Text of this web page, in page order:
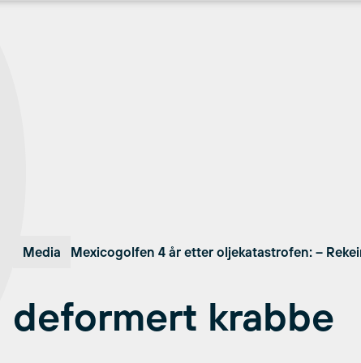
Media Mexicogolfen 4 år etter oljekatastrofen: –
deformert krabbe